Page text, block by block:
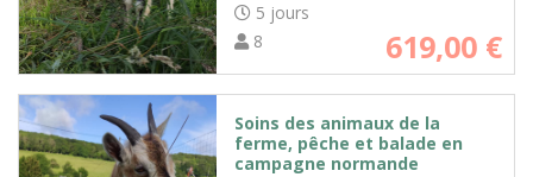
5 jours
8
619,00 €
Soins des animaux de la
ferme, pêche et balade en
campagne normande